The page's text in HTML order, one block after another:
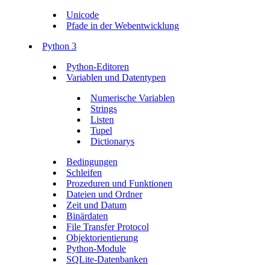
Unicode
Pfade in der Webentwicklung
Python 3
Python-Editoren
Variablen und Datentypen
Numerische Variablen
Strings
Listen
Tupel
Dictionarys
Bedingungen
Schleifen
Prozeduren und Funktionen
Dateien und Ordner
Zeit und Datum
Binärdaten
File Transfer Protocol
Objektorientierung
Python-Module
SQLite-Datenbanken